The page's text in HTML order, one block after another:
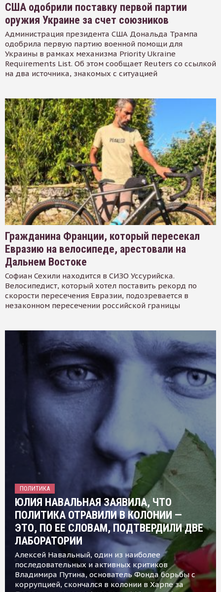
США одобрили поставку первой партии
оружия Украине за счет союзников
Администрация президента США Дональда Трампа
одобрила первую партию военной помощи для
Украины в рамках механизма Priority Ukraine
Requirements List. Об этом сообщает Reuters со ссылкой
на два источника, знакомых с ситуацией
Гражданина Франции, который пересекал
Евразию на велосипеде, арестовали на
Дальнем Востоке
Софиан Сехили находится в СИЗО Уссурийска.
Велосипедист, который хотел поставить рекорд по
скорости пересечения Евразии, подозревается в
незаконном пересечении российской границы
ПОЛИТИКА
ЮЛИЯ НАВАЛЬНАЯ ЗАЯВИЛА, ЧТО
ПОЛИТИКА ОТРАВИЛИ В КОЛОНИИ —
ЭТО, ПО ЕЕ СЛОВАМ, ПОДТВЕРДИЛИ ДВЕ
ЛАБОРАТОРИИ
Алексей Навальный, один из наиболее
последовательных и активных критиков
Владимира Путина, основатель Фонда борьбы с
коррупцией, скончался в колонии в Харпе за